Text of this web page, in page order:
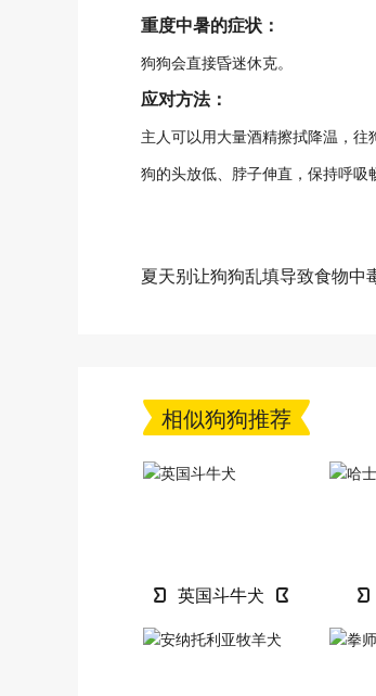
重度中暑的症状：
狗狗会直接昏迷休克。
应对方法：
主人可以用大量酒精擦拭降温，
狗的头放低、脖子伸直，保持呼吸
夏天别让狗狗乱填导致食物中
相似狗狗推荐
英国斗牛犬